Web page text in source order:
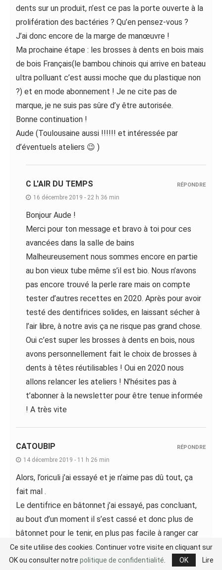
dents sur un produit, n’est ce pas la porte ouverte à la
prolifération des bactéries ? Qu’en pensez-vous ?
J’ai donc encore de la marge de manœuvre !
Ma prochaine étape : les brosses à dents en bois mais
de bois Français(le bambou chinois qui arrive en bateau
ultra polluant c’est aussi moche que du plastique non
?) et en mode abonnement ! Je ne cite pas de
marque, je ne suis pas sûre d’y être autorisée.
Bonne continuation !
Aude (Toulousaine aussi !!!!!! et intéressée par
d’éventuels ateliers 😉 )
C L'AIR DU TEMPS
16 décembre 2019 - 22 h 36 min
Bonjour Aude !
Merci pour ton message et bravo à toi pour ces
avancées dans la salle de bains
Malheureusement nous sommes encore en partie
au bon vieux tube même s’il est bio. Nous n’avons
pas encore trouvé la perle rare mais on compte
tester d’autres recettes en 2020. Après pour avoir
testé des dentifrices solides, en laissant sécher à
l’air libre, à notre avis ça ne risque pas grand chose.
Oui c’est super les brosses à dents en bois, nous
avons personnellement fait le choix de brosses à
dents à têtes réutilisables ! Oui en 2020 nous
allons relancer les ateliers ! N’hésites pas à
t’abonner à la newsletter pour être tenue informée
! A très vite
RÉPONDRE
CATOUBIP
14 décembre 2019 - 11 h 26 min
Alors, l’oriculi j’ai essayé et je n’aime pas dû tout, ça
fait mal .
Le dentifrice en bâtonnet j’ai essayé, pas concluant,
au bout d’un moment il s’est cassé et donc plus de
bâtonnet pour le tenir, en plus pas facile à ranger car
bâtonnet trop court pour mon verre à dent.
De plus, en bâtonnet ou solide, il en faut à mon avis 1
RÉPONDRE
Ce site utilise des cookies. Continuer votre visite en cliquant sur
OK ou consulter notre politique de confidentialité OK Lire